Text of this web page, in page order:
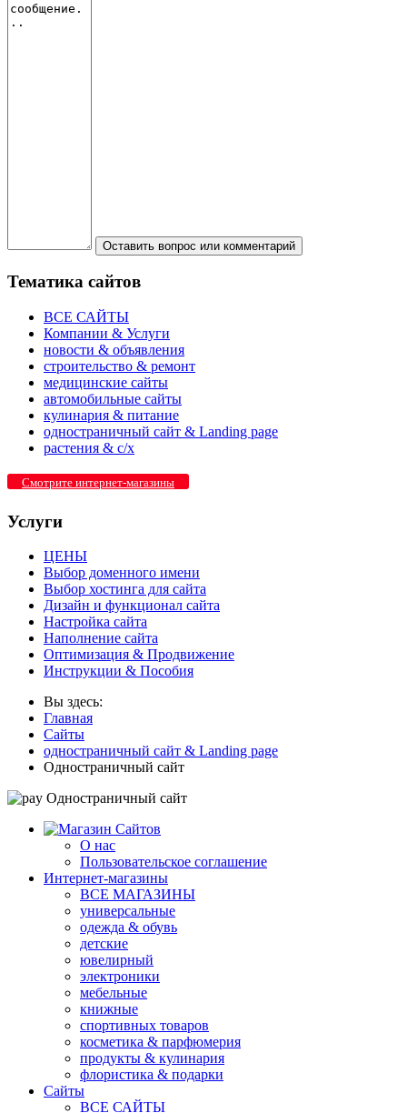
Тематика сайтов
ВСЕ САЙТЫ
Компании & Услуги
новости & объявления
строительство & ремонт
медицинские сайты
автомобильные сайты
кулинария & питание
одностраничный сайт & Landing page
растения & с/х
Смотрите интернет-магазины
Услуги
ЦЕНЫ
Выбор доменного имени
Выбор хостинга для сайта
Дизайн и функционал сайта
Настройка сайта
Наполнение сайта
Оптимизация & Продвижение
Инструкции & Пособия
Вы здесь:
Главная
Сайты
одностраничный сайт & Landing page
Одностраничный сайт
О нас
Пользовательское соглашение
Интернет-магазины
ВСЕ МАГАЗИНЫ
универсальные
одежда & обувь
детские
ювелирный
электроники
мебельные
книжные
спортивных товаров
косметика & парфюмерия
продукты & кулинария
флористика & подарки
Сайты
ВСЕ САЙТЫ